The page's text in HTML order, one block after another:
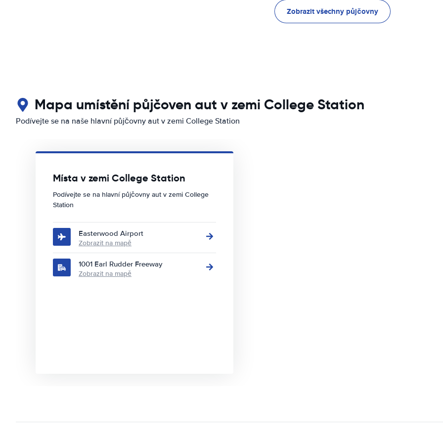
Zobrazit všechny půjčovny
Mapa umístění půjčoven aut v zemi College Station
Podívejte se na naše hlavní půjčovny aut v zemi College Station
Místa v zemi College Station
Podívejte se na hlavní půjčovny aut v zemi College
Station
Easterwood Airport
Zobrazit na mapě
1001 Earl Rudder Freeway
Zobrazit na mapě